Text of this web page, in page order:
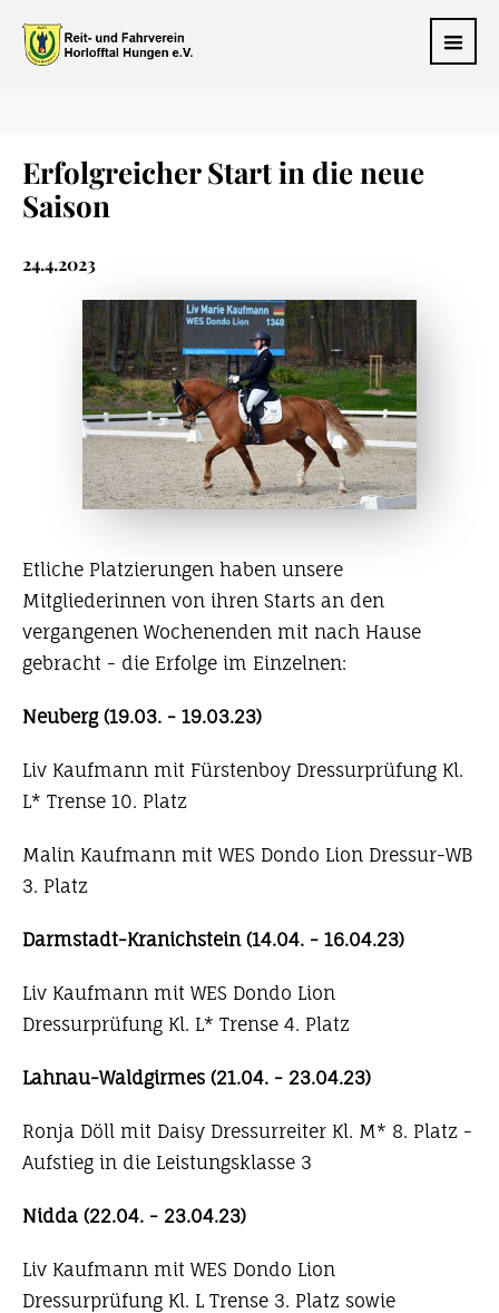
Erfolgreicher Start in die neue
Saison
24.4.2023
Etliche Platzierungen haben unsere
Mitgliederinnen von ihren Starts an den
vergangenen Wochenenden mit nach Hause
gebracht - die Erfolge im Einzelnen:
Neuberg (19.03. - 19.03.23)
Liv Kaufmann mit Fürstenboy Dressurprüfung Kl.
L* Trense 10. Platz
Malin Kaufmann mit WES Dondo Lion Dressur-WB
3. Platz
Darmstadt-Kranichstein (14.04. - 16.04.23)
Liv Kaufmann mit WES Dondo Lion
Dressurprüfung Kl. L* Trense 4. Platz
Lahnau-Waldgirmes (21.04. - 23.04.23)
Ronja Döll mit Daisy Dressurreiter Kl. M* 8. Platz -
Aufstieg in die Leistungsklasse 3
Nidda (22.04. - 23.04.23)
Liv Kaufmann mit WES Dondo Lion
Dressurprüfung Kl. L Trense 3. Platz sowie